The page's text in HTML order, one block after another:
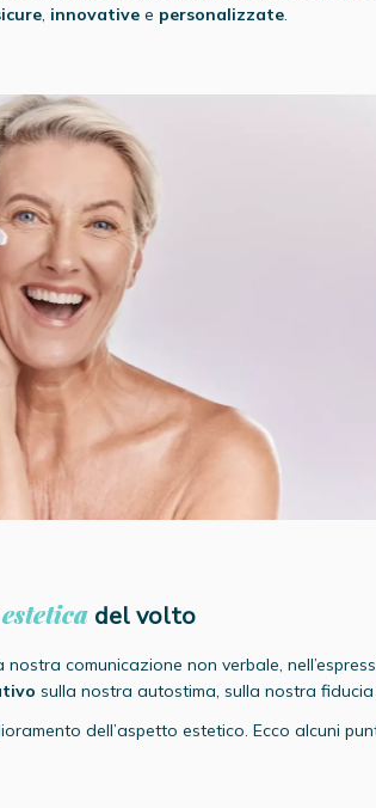
innovative e personalizzate
estetica del volto
comunicazione non verbale,
sulla nostra autostima, sulla nostra fiducia
dell’aspetto estetico. Ecco alcuni